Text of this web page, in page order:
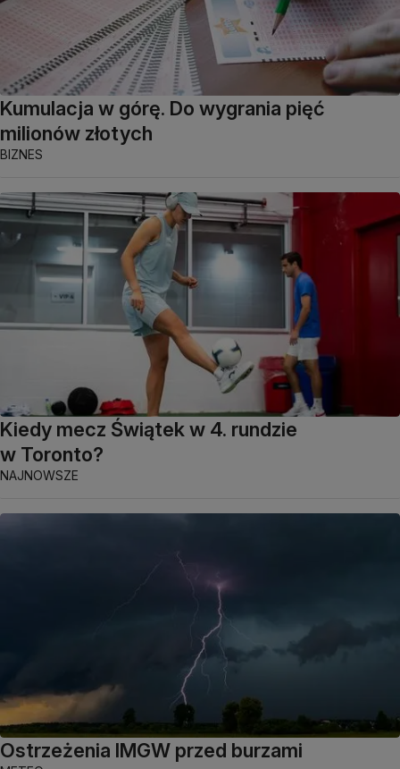
Kumulacja w górę. Do wygrania pięć
milionów złotych
BIZNES
Kiedy mecz Świątek w 4. rundzie
w Toronto?
NAJNOWSZE
Ostrzeżenia IMGW przed burzami